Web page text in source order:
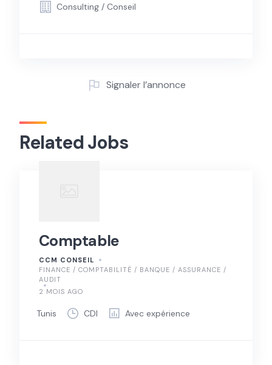
Consulting / Conseil
Signaler l’annonce
Related Jobs
Comptable
CCM CONSEIL
FINANCE / COMPTABILITÉ / BANQUE / ASSURANCE /
AUDIT
2 MOIS AGO
Tunis CDI Avec expérience